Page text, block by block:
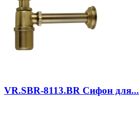
VR.SBR-8113.BR Сифон для...